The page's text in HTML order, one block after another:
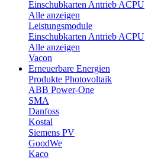
Einschubkarten Antrieb ACPU
Alle anzeigen
Leistungsmodule
Einschubkarten Antrieb ACPU
Alle anzeigen
Vacon
Erneuerbare Energien
Produkte Photovoltaik
ABB Power-One
SMA
Danfoss
Kostal
Siemens PV
GoodWe
Kaco